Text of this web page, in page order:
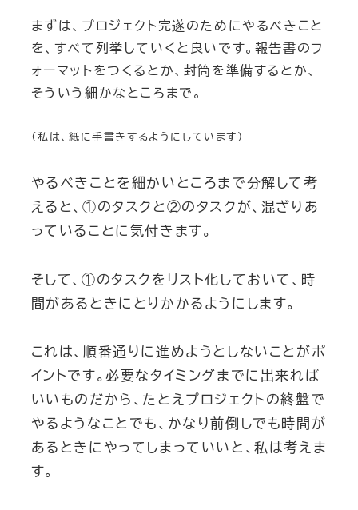
まずは、プロジェクト完遂のためにやるべきこと
を、すべて列挙していくと良いです。報告書のフ
ォーマットをつくるとか、封筒を準備するとか、
そういう細かなところまで。
（私は、紙に手書きするようにしています）
やるべきことを細かいところまで分解して考
えると、①のタスクと②のタスクが、混ざりあ
っていることに気付きます。
そして、①のタスクをリスト化しておいて、時
間があるときにとりかかるようにします。
これは、順番通りに進めようとしないことがポ
イントです。必要なタイミングまでに出来れば
いいものだから、たとえプロジェクトの終盤で
やるようなことでも、かなり前倒しでも時間が
あるときにやってしまっていいと、私は考えま
す。